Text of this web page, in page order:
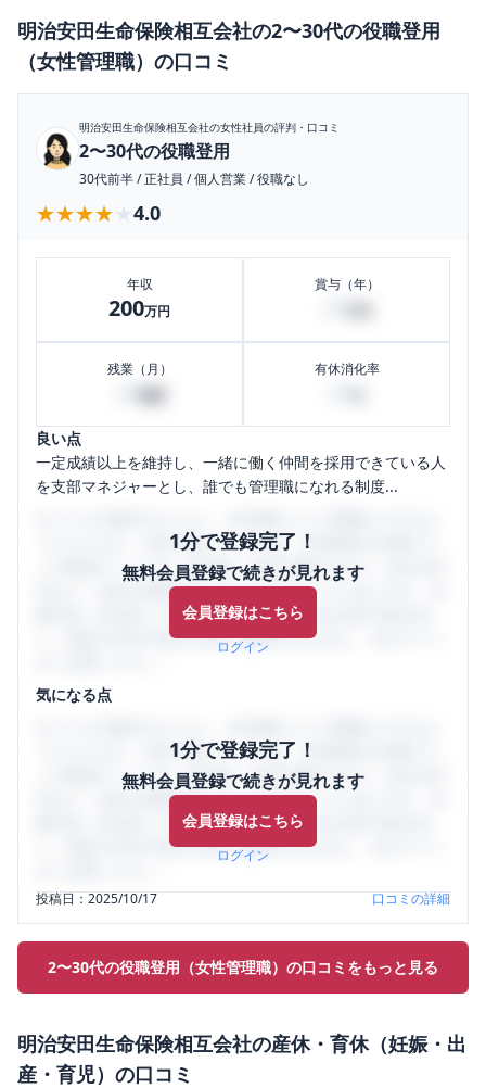
明治安田生命保険相互会社の2〜30代の役職登用
（女性管理職） の口コミ
明治安田生命保険相互会社の女性社員の評判・口コミ
2〜30代の役職登用
30代前半/正社員 /個人営業/役職なし
★★★★★
★★★★★ 4.0
年収
200万円
賞与（年）
残業（月） 有休消化率
良い点
一定成績以上を維持し、一緒に働く仲間を採用できている人
を支部マネジャーとし、誰でも管理職になれる制度...
1分で登録完了！
無料会員登録で続きが見れます
会員登録はこちら
ログイン
うになります。SHEHUB(シーハブ)は、女性限定の企業口コ
ミの投稿サイトです。給与面・女性の働きやすさ・会社の評
判など、女性の転職は気にすべき点がたくさんあります。先
輩社員（元社員）の口コミを通して、本当の会社の姿を知
り、将来の不安や現在の悩みを解消するために、ぜひサイト
気になる点
1分で登録完了！
無料会員登録で続きが見れます
会員登録はこちら
ログイン
うになります。SHEHUB(シーハブ)は、女性限定の企業口コ
ミの投稿サイトです。給与面・女性の働きやすさ・会社の評
判など、女性の転職は気にすべき点がたくさんあります。先
輩社員（元社員）の口コミを通して、本当の会社の姿を知
り、将来の不安や現在の悩みを解消するために、ぜひサイト
投稿日：2025/10/17 口コミの詳細
2〜30代の役職登用（女性管理職）の口コミをもっと見る
明治安田生命保険相互会社の産休・育休（妊娠・出
産・育児） の口コミ